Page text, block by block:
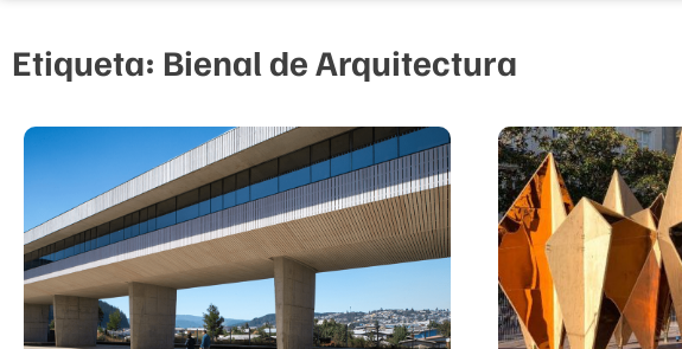
Etiqueta: Bienal de Arquitectura